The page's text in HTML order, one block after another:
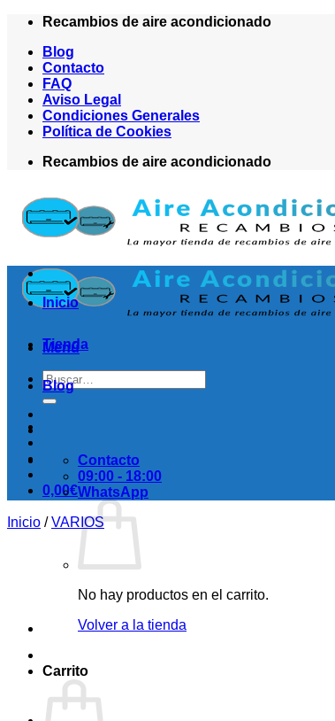
Saltar
contenido
Recambios de aire acondicionado
Blog
Contacto
FAQ
Aviso Legal
Condiciones Generales
Política de Cookies
Recambios de aire acondicionado
Menú
Buscar
por:
0,00€
No hay productos en el carrito.
Volver a la tienda
Carrito
Inicio
Tienda
Blog
Contacto
09:00 - 18:00
WhatsApp
Inicio / VARIOS